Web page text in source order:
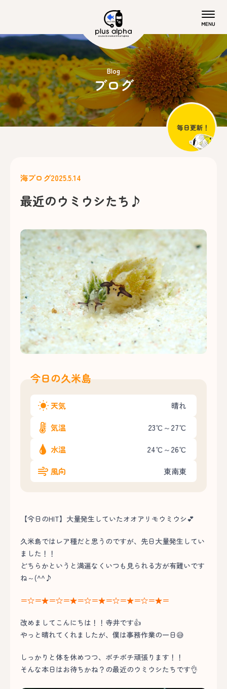
Blog
ブログ
海ブログ2025.5.14
最近のウミウシたち♪
今日の久米島
天気 晴れ
気温 23℃～27℃
水温 24℃～26℃
風向 東南東
【今日のHIT】大量発生していたオオアリモウミウシ💕
久米島ではレア種だと思うのですが、先日大量発生してい
ました！！
どちらかというと満遍なくいつも見られる方が有難いです
ね～(^^♪
＝☆＝★＝☆＝★＝☆＝★＝☆＝★＝☆＝★＝
改めましてこんにちは！！寺井です👍
やっと晴れてくれましたが、僕は事務作業の一日😅
しっかりと体を休めつつ、ボチボチ頑張ります！！
そんな本日はお待ちかね？の最近のウミウシたちです👌